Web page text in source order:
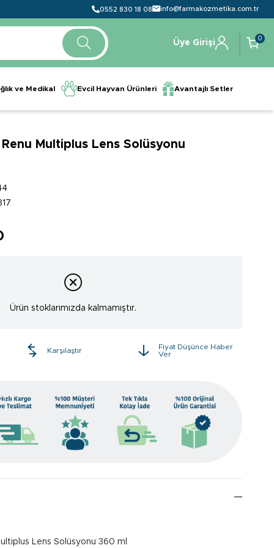
0552 830 18 08 info@farmakozmetika.com.tr
Üye Girişi
0
ve Medikal Evcil Hayvan Ürünleri Avantajlı Setler
Multiplus Lens Solüsyonu
Ürün stoklarımızda kalmamıştır.
Karşılaştır
Fiyat Düşünce Haber
Ver
Lens Solüsyonu 360 ml